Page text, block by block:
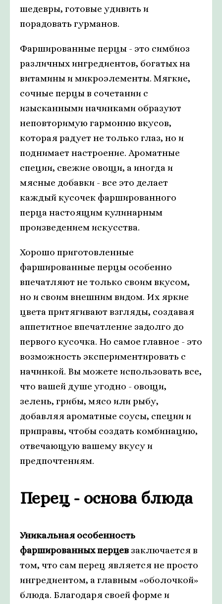
шедевры, готовые удивить и
порадовать гурманов.
Фаршированные перцы - это симбиоз
различных ингредиентов, богатых на
витамины и микроэлементы. Мягкие,
сочные перцы в сочетании с
изысканными начинками образуют
неповторимую гармонию вкусов,
которая радует не только глаз, но и
поднимает настроение. Ароматные
специи, свежие овощи, а иногда и
мясные добавки - все это делает
каждый кусочек фаршированного
перца настоящим кулинарным
произведением искусства.
Хорошо приготовленные
фаршированные перцы особенно
впечатляют не только своим вкусом,
но и своим внешним видом. Их яркие
цвета притягивают взгляды, создавая
аппетитное впечатление задолго до
первого кусочка. Но самое главное - это
возможность экспериментировать с
начинкой. Вы можете использовать все,
что вашей душе угодно - овощи,
зелень, грибы, мясо или рыбу,
добавляя ароматные соусы, специи и
приправы, чтобы создать комбинацию,
отвечающую вашему вкусу и
предпочтениям.
Перец - основа блюда
Уникальная особенность
фаршированных перцев заключается в
том, что сам перец является не просто
ингредиентом, а главным «оболочкой»
блюда. Благодаря своей форме и